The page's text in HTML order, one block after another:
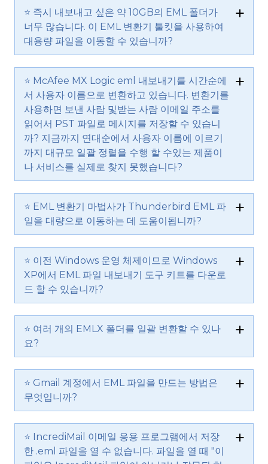
⭐ 즉시 내보내고 싶은 약 10GB의 EML 폴더가
너무 많습니다. 이 EML 변환기 툴킷을 사용하여
대용량 파일을 이동할 수 있습니까?
⭐ McAfee MX Logic eml 내보내기를 시간순에
서 사용자 이름으로 변환하고 있습니다. 변환기를
사용하면 보낸 사람 및받는 사람 이메일 주소를
읽어서 PST 파일로 메시지를 저장할 수 있습니
까? 지금까지 연대순에서 사용자 이름에 이르기
까지 대규모 일괄 정렬을 수행 할 수있는 제품이
나 서비스를 실제로 찾지 못했습니다?
⭐ EML 변환기 마법사가 Thunderbird EML 파
일을 대량으로 이동하는 데 도움이됩니까?
⭐ 이전 Windows 운영 체제이므로 Windows
XP에서 EML 파일 내보내기 도구 키트를 다운로
드 할 수 있습니까?
⭐ 여러 개의 EMLX 폴더를 일괄 변환할 수 있나
요?
⭐ Gmail 계정에서 EML 파일을 만드는 방법은
무엇입니까?
⭐ IncrediMail 이메일 응용 프로그램에서 저장
한 .eml 파일을 열 수 없습니다. 파일을 열 때 "이